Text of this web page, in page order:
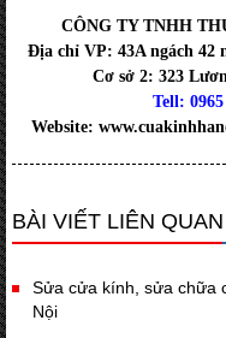
CÔNG TY TNHH
Địa chỉ VP: 43A ngách 42
Cơ sở 2: 323
Tell: 0965
Website:
BÀI VIẾT LIÊN QUAN
Sửa cửa kính, sửa chữa
Nội